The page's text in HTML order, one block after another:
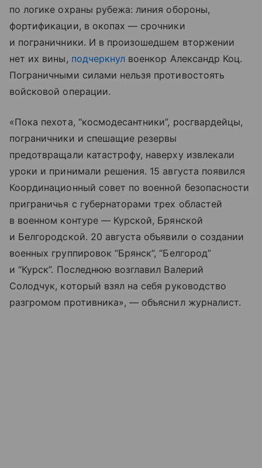
по логике охраны рубежа: линия обороны,
фортификации, в окопах — срочники
и пограничники. И в произошедшем вторжении
нет их вины, подчеркнул военкор Александр Коц.
Пограничными силами нельзя противостоять
войсковой операции.
«Пока пехота, “космодесантники”, росгвардейцы,
пограничники и спешащие резервы
предотвращали катастрофу, наверху извлекали
уроки и принимали решения. 15 августа появился
Координационный совет по военной безопасности
приграничья с губернаторами трех областей
в военном контуре — Курской, Брянской
и Белгородской. 20 августа объявили о создании
военных группировок “Брянск”, “Белгород”
и “Курск”. Последнюю возглавил Валерий
Солодчук, который взял на себя руководство
разгромом противника», — объяснил журналист.